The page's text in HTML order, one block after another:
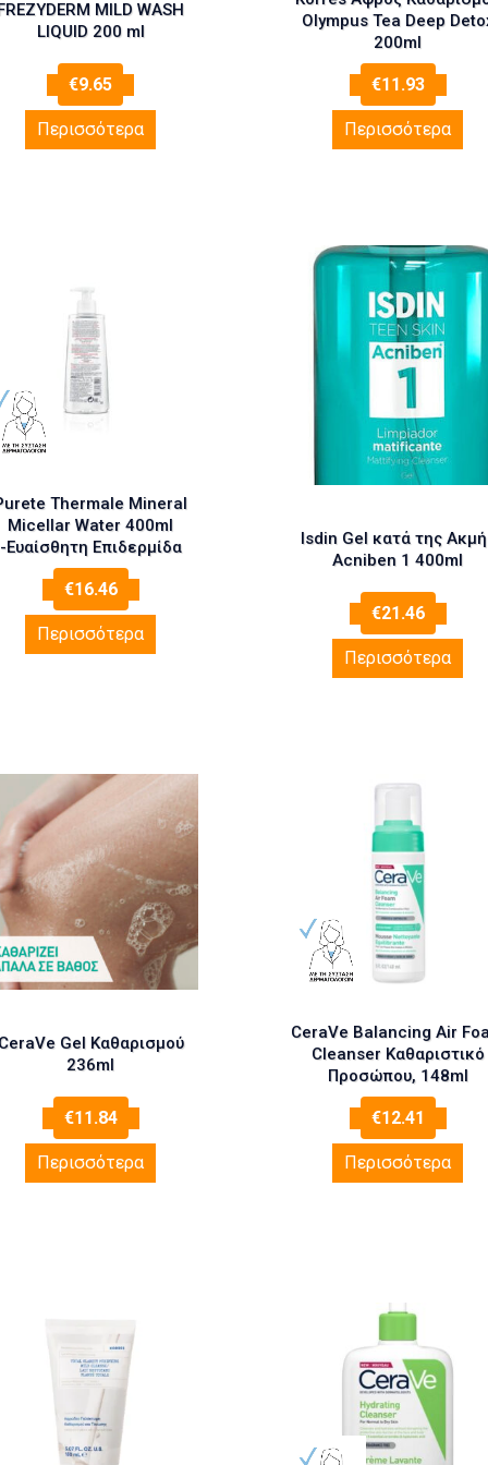
MILD WASH
LIQUID 200 ml
€9.65
Περισσότερα
Olympus Tea Deep
200ml
€11.93
Περισσότερα
Thermale Mineral
Micellar Water 400ml
-Ευαίσθητη Επιδερμίδα
€16.46
Περισσότερα
Isdin Gel κατά της
Acniben 1 400ml
€21.46
Περισσότερα
Gel Καθαρισμού
236ml
€11.84
Περισσότερα
CeraVe Balancing Air
Cleanser Καθαριστικό
Προσώπου, 148ml
€12.41
Περισσότερα